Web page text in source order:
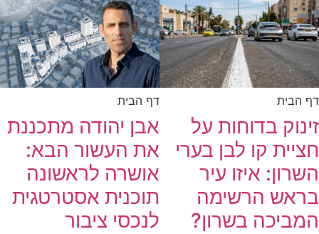
דף הבית
זינוק בדוחות על
חציית קו לבן בערי
השרון: איזו עיר
בראש הרשימה
המביכה בשרון?
דף הבית
אבן יהודה מתכננת
את העשור הבא:
אושרה לראשונה
תוכנית אסטרטגית
לנכסי ציבור